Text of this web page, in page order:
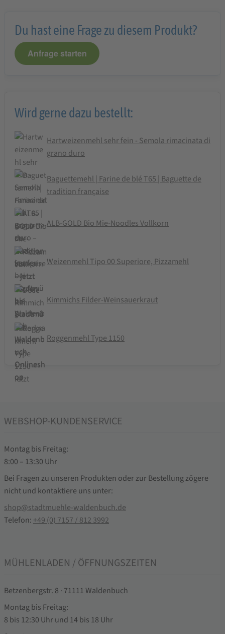
Du hast eine Frage zu diesem Produkt?
Anfrage starten
Wird gerne dazu bestellt:
Hartweizenmehl sehr fein - Semola rimacinata di
grano duro
Baguettemehl | Farine de blé T65 | Baguette de
tradition française
ALB-GOLD Bio Mie-Noodles Vollkorn
Weizenmehl Tipo 00 Superiore, Pizzamehl
Kimmichs Filder-Weinsauerkraut
Roggenmehl Type 1150
WEBSHOP-KUNDENSERVICE
Montag bis Freitag:
8:00 – 13:30 Uhr
Bei Fragen zu unseren Produkten oder zur Bestellung zögere
nicht und kontaktiere uns unter:
shop@stadtmuehle-waldenbuch.de
Telefon: +49 (0) 7157 / 812 3992
MÜHLENLADEN / ÖFFNUNGSZEITEN
Betzenbergstr. 8 · 71111 Waldenbuch
Montag bis Freitag:
8 bis 12:30 Uhr und 14 bis 18 Uhr